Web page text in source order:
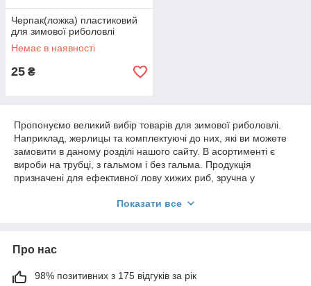
Черпак(ложка) пластиковий
для зимової риболовлі
Немає в наявності
25 ₴
Пропонуємо великий вибір товарів для зимової риболовлі.
Наприклад, жерлицы та комплектуючі до них, які ви можете
замовити в даному розділі нашого сайту. В асортименті є
вироби на трубці, з гальмом і без гальма. Продукція
призначені для ефективної лову хижих риб, зручна у
риболовлі від перевірених виробників.
Ефективні жерлицы на трубці з гальмом
і без
Показати все
Про нас
98% позитивних з 175 відгуків за рік